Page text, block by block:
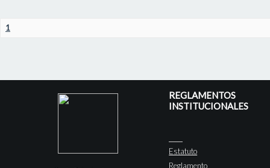
1
REGLAMENTOS
INSTITUCIONALES
Estatuto
Reglamento